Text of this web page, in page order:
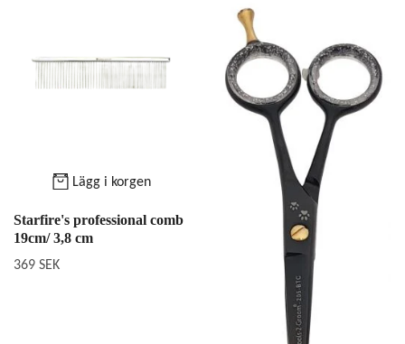
Lägg i korgen
Starfire's professional comb
19cm/ 3,8 cm
369 SEK